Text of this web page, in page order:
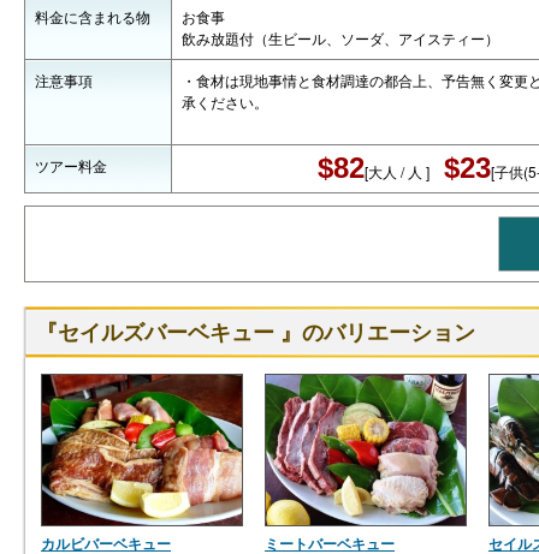
料金に含まれる物
お食事
飲み放題付（生ビール、ソーダ、アイスティー）
注意事項
・食材は現地事情と食材調達の都合上、予告無く変
承ください。
ツアー料金 $82[大人 / 人 ] $23[子供
『セイルズバーベキュー 』のバリエーション
カルビバーベキュー ミートバーベキュー セイル